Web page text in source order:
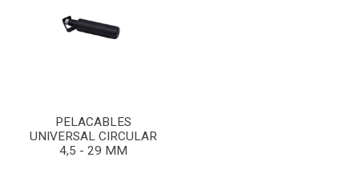
PELACABLES
UNIVERSAL CIRCULAR
4,5 - 29 MM